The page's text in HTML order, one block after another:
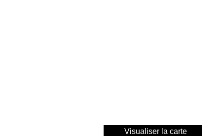
Visualiser la carte